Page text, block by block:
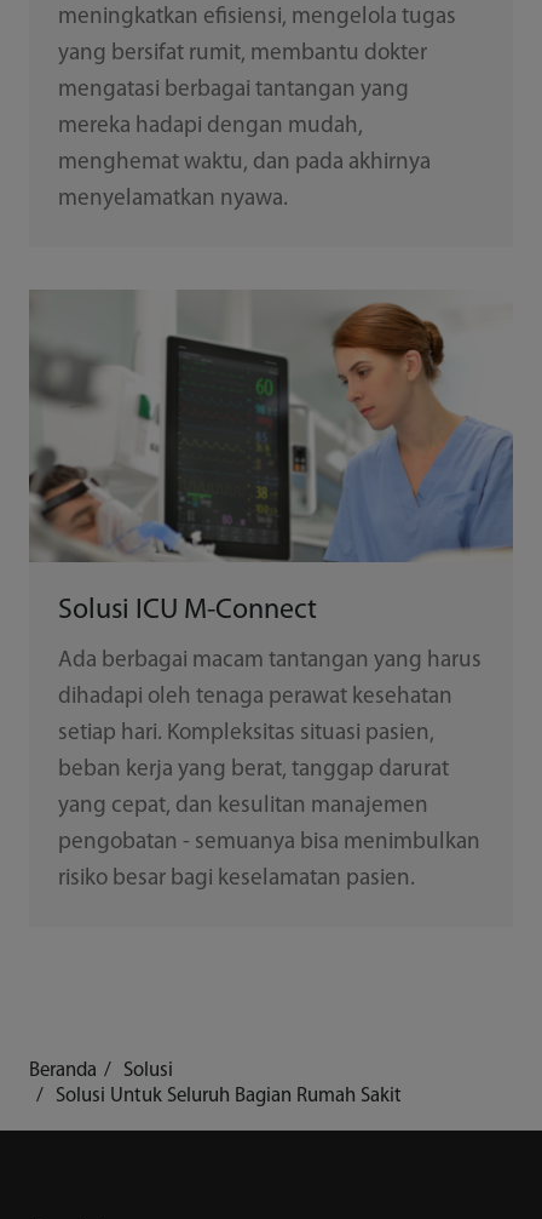
meningkatkan efisiensi, mengelola tugas
yang bersifat rumit, membantu dokter
mengatasi berbagai tantangan yang
mereka hadapi dengan mudah,
menghemat waktu, dan pada akhirnya
menyelamatkan nyawa.
Solusi ICU M-Connect
Ada berbagai macam tantangan yang harus
dihadapi oleh tenaga perawat kesehatan
setiap hari. Kompleksitas situasi pasien,
beban kerja yang berat, tanggap darurat
yang cepat, dan kesulitan manajemen
pengobatan - semuanya bisa menimbulkan
risiko besar bagi keselamatan pasien.
Beranda
Solusi
Solusi Untuk Seluruh Bagian Rumah Sakit